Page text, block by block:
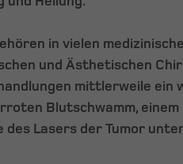
in vielen
und Ästhetischen
mittlerweile ein
Blutschwamm, einem
des Lasers der Tumor